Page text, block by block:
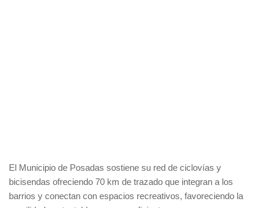
El Municipio de Posadas sostiene su red de ciclovías y
bicisendas ofreciendo 70 km de trazado que integran a los
barrios y conectan con espacios recreativos, favoreciendo la